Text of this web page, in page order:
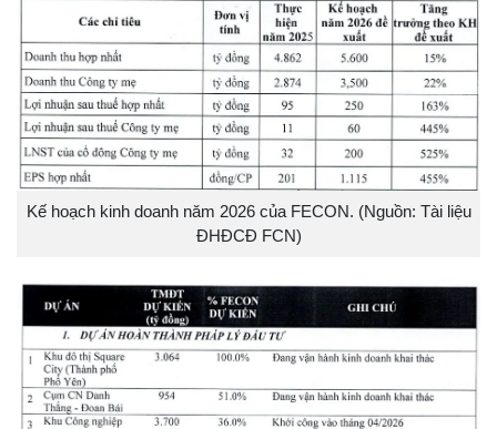
Kế hoạch kinh doanh năm 2026 của FECON. (Nguồn: Tài liệu
ĐHĐCĐ FCN)